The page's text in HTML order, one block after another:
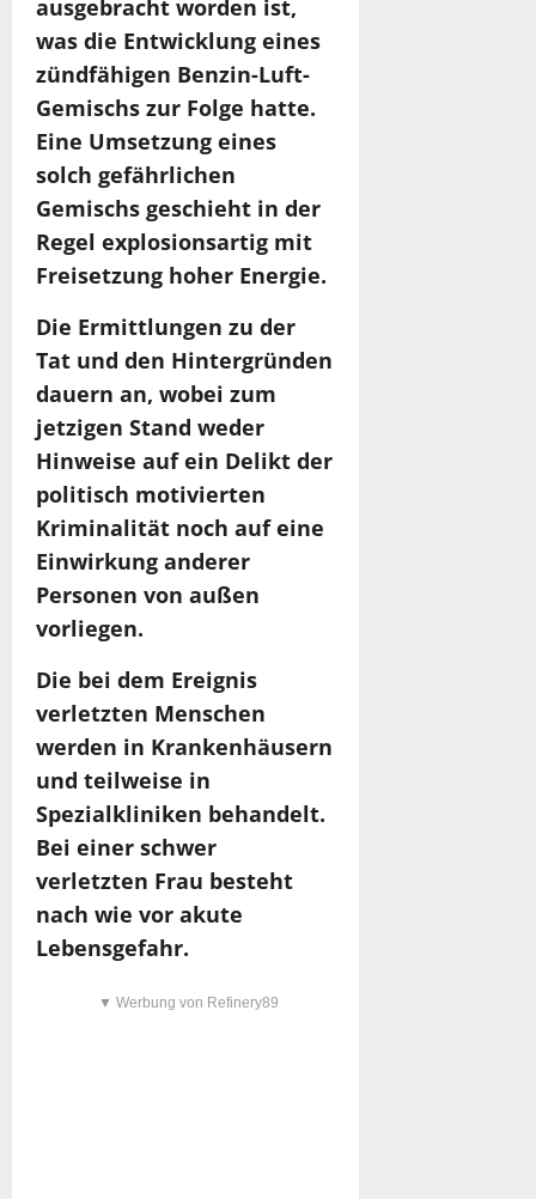
ausgebracht worden ist,
was die Entwicklung eines
zündfähigen Benzin-Luft-
Gemischs zur Folge hatte.
Eine Umsetzung eines
solch gefährlichen
Gemischs geschieht in der
Regel explosionsartig mit
Freisetzung hoher Energie.
Die Ermittlungen zu der
Tat und den Hintergründen
dauern an, wobei zum
jetzigen Stand weder
Hinweise auf ein Delikt der
politisch motivierten
Kriminalität noch auf eine
Einwirkung anderer
Personen von außen
vorliegen.
Die bei dem Ereignis
verletzten Menschen
werden in Krankenhäusern
und teilweise in
Spezialkliniken behandelt.
Bei einer schwer
verletzten Frau besteht
nach wie vor akute
Lebensgefahr.
▼ Werbung von Refinery89